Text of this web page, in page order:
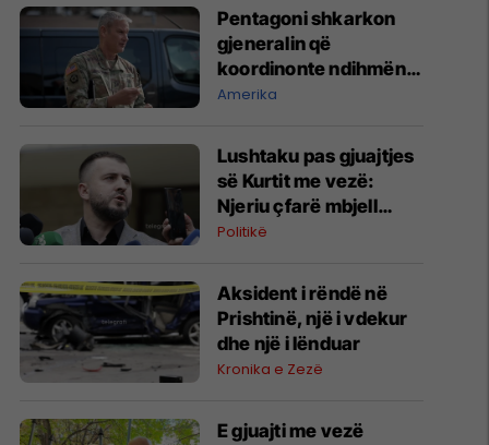
Pentagoni shkarkon
gjeneralin që
koordinonte ndihmën
ushtarake për
Amerika
​Lushtaku pas gjuajtjes
së Kurtit me vezë:
Njeriu çfarë mbjell
edhe korrë
Politikë
Aksident i rëndë në
Prishtinë, një i vdekur
dhe një i lënduar
Kronika e Zezë
E gjuajti me vezë